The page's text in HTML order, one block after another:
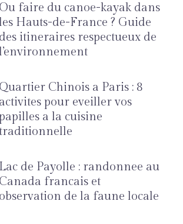
Ou faire du canoe-kayak dans
Hauts-de-France ? Guide
des itineraires respectueux de
Quartier Chinois a Paris : 8
activites pour eveiller vos
a la cuisine
traditionnelle
Lac de Payolle : randonnee au
Canada francais et
observation de la faune locale